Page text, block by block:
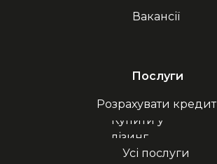
Вакансії
Купити у
лізинг
Усі послуги
Послуги
Розрахувати кредит